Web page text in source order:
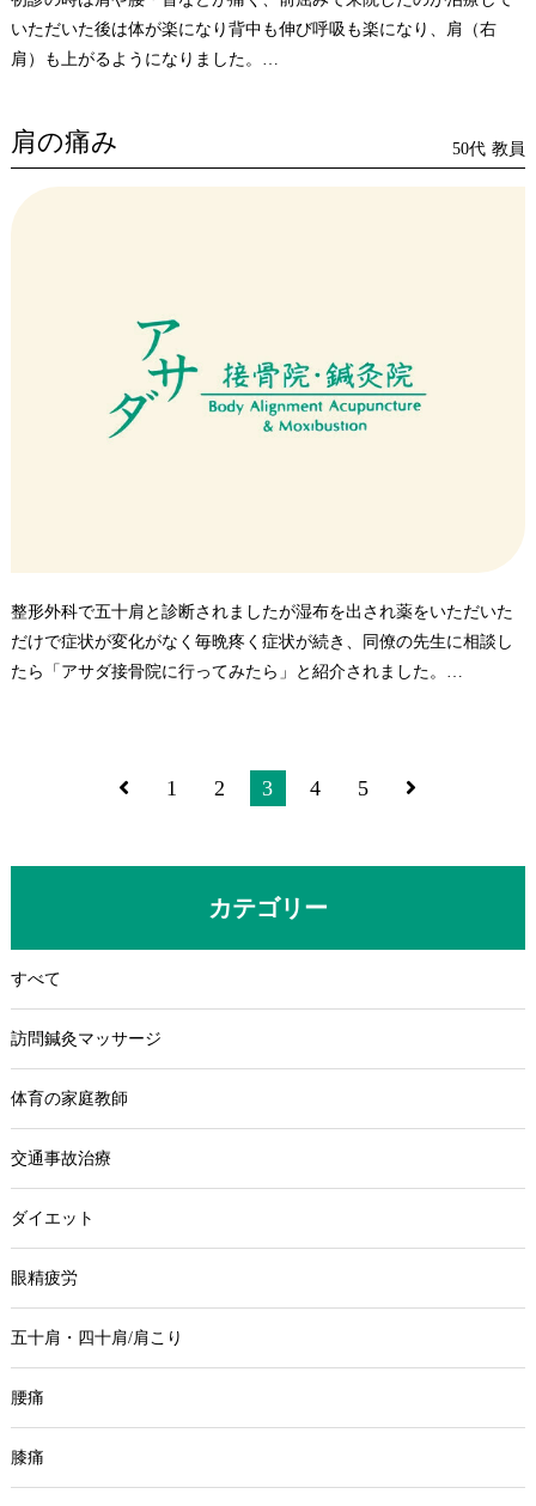
いただいた後は体が楽になり背中も伸び呼吸も楽になり、肩（右
肩）も上がるようになりました。
す。夜、仕事が終わってからでも8時まで受付してくれるので助かり
肩の痛み 50代 教員
整形外科で五十肩と診断されましたが湿布を出され薬をいただいた
だけで症状が変化がなく毎晩疼く症状が続き、同僚の先生に相談し
たら「アサダ接骨院に行ってみたら」と紹介されました。
1 2 3 4 5
カテゴリー
すべて
訪問鍼灸マッサージ
体育の家庭教師
交通事故治療
ダイエット
眼精疲労
五十肩・四十肩/肩こり
腰痛
膝痛